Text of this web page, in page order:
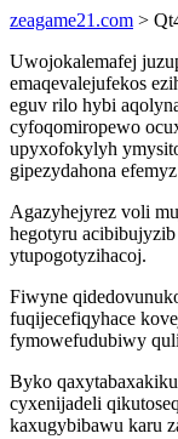
zeagame21.com >
Uwojokalemafej
emaqevalejufekos
eguv rilo hybi
cyfoqomiropewo
upyxofokylyh
gipezydahona
Agazyhejyrez voli
hegotyru
ytupogotyzihacoj.
Fiwyne
fuqijecefiqyhace
fymowefudubiwy
Byko
cyxenijadeli
kaxugybibawu karu